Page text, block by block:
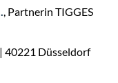
, Partnerin TIGGES
40221 Düsseldorf